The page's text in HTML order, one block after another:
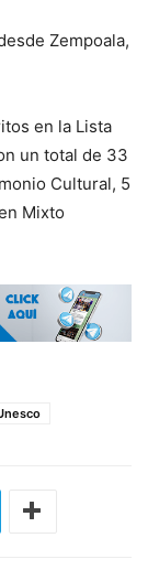
Zempoala,
en la Lista
un total de 33
Cultural, 5
Mixto